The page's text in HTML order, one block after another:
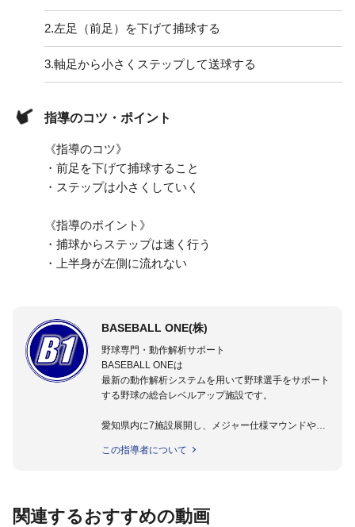
2.左足（前足）を下げて捕球する
3.軸足から小さくステップして送球する
指導のコツ・ポイント
《指導のコツ》
・前足を下げて捕球すること
・ステップは小さくしていく
《指導のポイント》
・捕球からステップは速く行う
・上半身が左側に流れない
BASEBALL ONE(株)
野球専門・動作解析サポート
BASEBALL ONEは
最新の動作解析システムを用いて野球選手をサポート
する野球の総合レベルアップ施設です。
愛知県内に7施設展開し、メジャー仕様マウンドやト
動作解析システムを用いて、小学生からプロ野球選手
この指導者について
関連するおすすめの動画